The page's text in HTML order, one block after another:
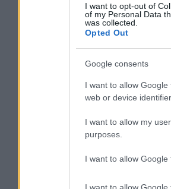
I want to opt-out of
of my Personal Data
was collected.
Opted Out
Google consents
I want to allow
web or device
I want to allow my
purposes.
I want to allow Google
I want to allow